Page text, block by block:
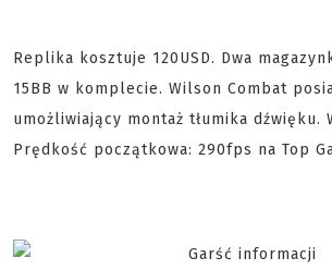
Replika kosztuje 120USD. Dwa
15BB w komplecie. Wilson Combat
umożliwiający montaż tłumika dźwięku.
Prędkość początkowa: 290fps na Top